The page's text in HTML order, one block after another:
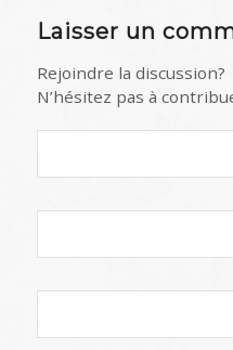
Laisser un
Rejoindre la discussion?
N’hésitez pas à